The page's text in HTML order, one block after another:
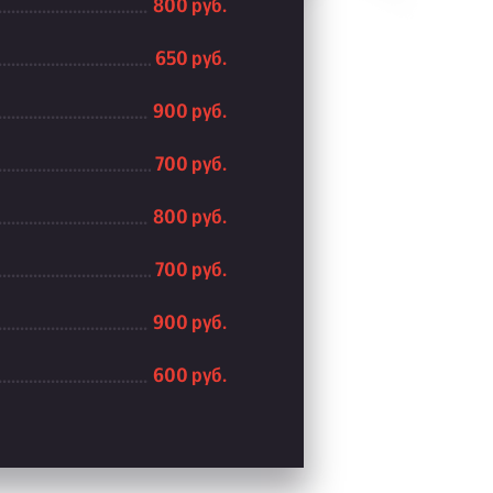
800 руб.
650 руб.
900 руб.
700 руб.
800 руб.
700 руб.
900 руб.
600 руб.